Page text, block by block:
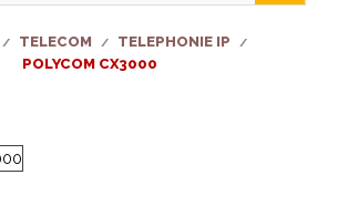
TELECOM
TELEPHONIE IP
POLYCOM CX3000